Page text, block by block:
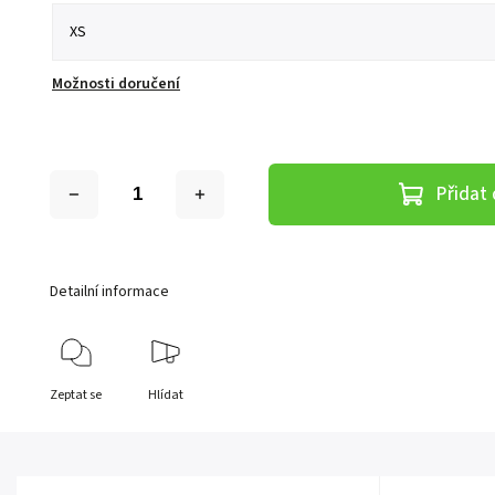
Možnosti doručení
Přidat
Detailní informace
Zeptat se Hlídat